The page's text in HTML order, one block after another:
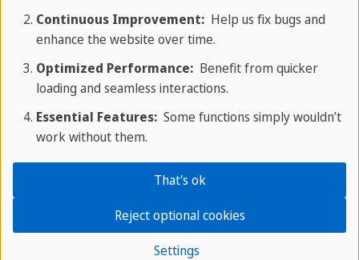
Ви можете вивчати іспанську з нами у
двох країнах - і ми підберемо для вас
відповідне житло!
Переглянути
Continuous Improvement:Help us fix bugs and
enhance the website over time.
Optimized Performance:Benefit from quicker
loading and seamless interactions.
Essential Features:Some functions simply wouldn’t
work without them.
Settings
Reject optional cookies
That's ok